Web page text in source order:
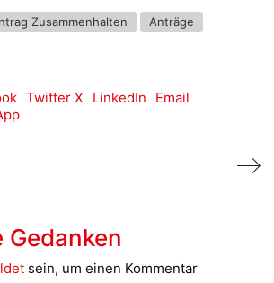
Zusammenhalten
Anträge
Twitter X LinkedIn
Email
Gedanken
sein, um einen Kommentar